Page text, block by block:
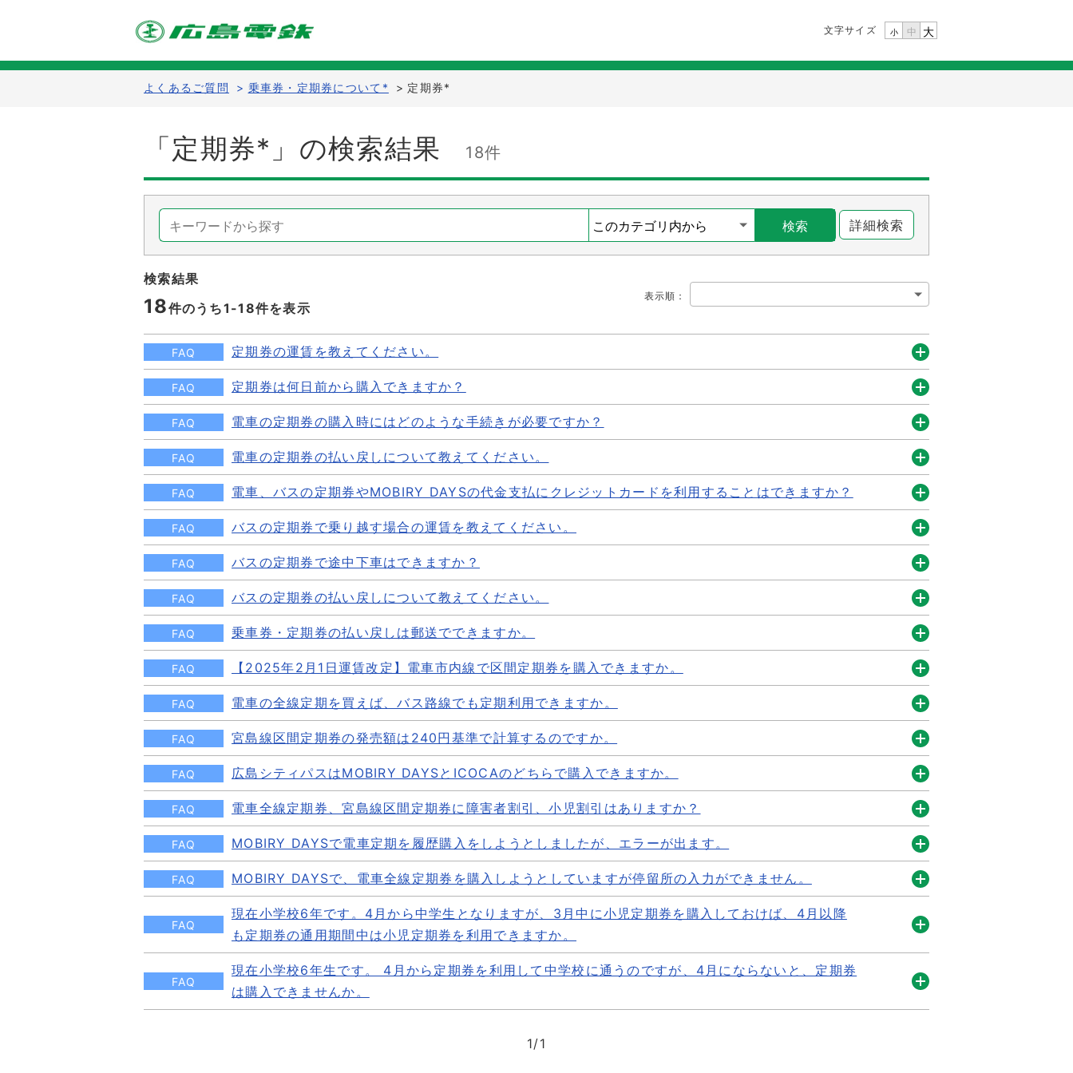
文字サイズ 小 中 大
よくあるご質問 > 乗車券・定期券について* > 定期券*
「定期券*」の検索結果 18件
検索 詳細検索
検索結果
18件のうち1-18件を表示
表示順 ：
FAQ
定期券の運賃を教えてください。
開
く
FAQ
定期券は何日前から購入できますか？
開
く
FAQ
電車の定期券の購入時にはどのような手続きが必要ですか？
開
く
FAQ
電車の定期券の払い戻しについて教えてください。
開
く
FAQ
電車、バスの定期券やMOBIRY DAYSの代金支払にクレジットカードを利用することはできますか？
開
く
FAQ
バスの定期券で乗り越す場合の運賃を教えてください。
開
く
FAQ
バスの定期券で途中下車はできますか？
開
く
FAQ
バスの定期券の払い戻しについて教えてください。
開
く
FAQ
乗車券・定期券の払い戻しは郵送でできますか。
開
く
FAQ
【2025年2月1日運賃改定】電車市内線で区間定期券を購入できますか。
開
く
FAQ
電車の全線定期を買えば、バス路線でも定期利用できますか。
開
く
FAQ
宮島線区間定期券の発売額は240円基準で計算するのですか。
開
く
FAQ
広島シティパスはMOBIRY DAYSとICOCAのどちらで購入できますか。
開
く
FAQ
電車全線定期券、宮島線区間定期券に障害者割引、小児割引はありますか？
開
く
FAQ
MOBIRY DAYSで電車定期を履歴購入をしようとしましたが、エラーが出ます。
開
く
FAQ
MOBIRY DAYSで、電車全線定期券を購入しようとしていますが停留所の入力ができません。
開
く
FAQ
現在小学校6年です。4月から中学生となりますが、3月中に小児定期券を購入しておけば、4月以降
も定期券の通用期間中は小児定期券を利用できますか。
FAQ
現在小学校6年生です。 4月から定期券を利用して中学校に通うのですが、4月にならないと、定期券
は購入できませんか。
1/1